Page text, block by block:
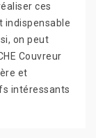
ces
indispensable
on peut
Couvreur
et
intéressants